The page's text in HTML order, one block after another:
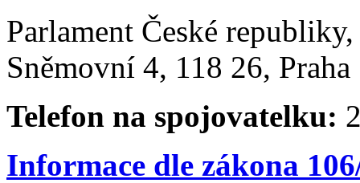
Parlament České
Sněmovní 4, 118 26,
Telefon na spojovatelku:
Informace dle zákona